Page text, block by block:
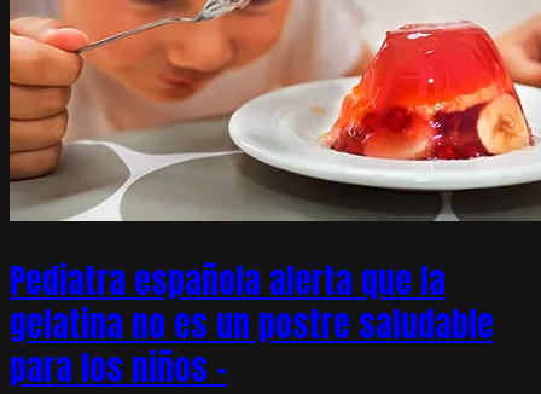
Pediatra española alerta que la
gelatina no es un postre saludable
para los niños –